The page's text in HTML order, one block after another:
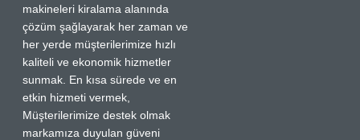
makineleri kiralama alanında
çözüm şağlayarak her zaman ve
her yerde müşterilerimize hızlı
kaliteli ve ekonomik hizmetler
sunmak. En kısa sürede ve en
etkin hizmeti vermek,
Müşterilerimize destek olmak
markamıza duyulan güveni